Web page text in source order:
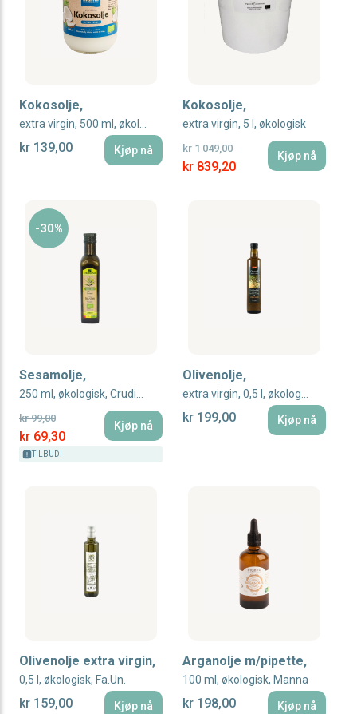
Kokosolje,
kr 139,00 Kjøp nå
Kokosolje,
extra virgin, 5 l, økologisk
Special Price
kr 839,20
kr 1 049,00
Kjøp nå
-30%
Sesamolje,
Special Price
kr 69,30
kr 99,00
Kjøp nå
TILBUD!
Olivenolje,
kr 199,00 Kjøp nå
Olivenolje extra virgin,
0,5 l, økologisk, Fa.Un.
kr 159,00 Kjøp nå
Arganolje m/pipette,
100 ml, økologisk, Manna
kr 198,00 Kjøp nå